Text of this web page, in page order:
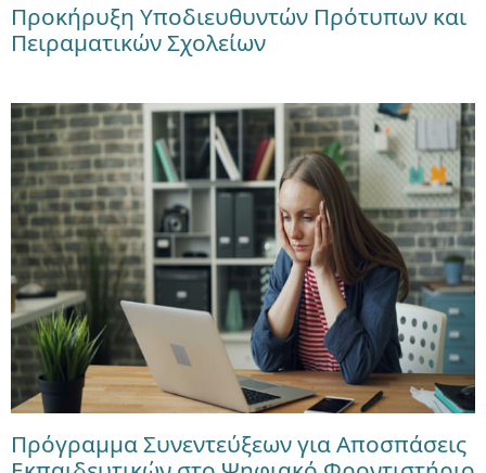
Προκήρυξη Υποδιευθυντών Πρότυπων και
Πειραματικών Σχολείων
Πρόγραμμα Συνεντεύξεων για Αποσπάσεις